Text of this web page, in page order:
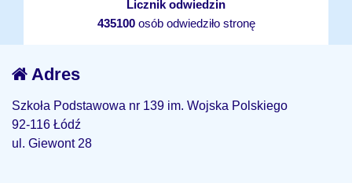
Licznik odwiedzin
435100osób odwiedziło stronę
Adres
Szkoła Podstawowa nr 139 im. Wojska Polskiego
92-116 Łódź
ul. Giewont 28